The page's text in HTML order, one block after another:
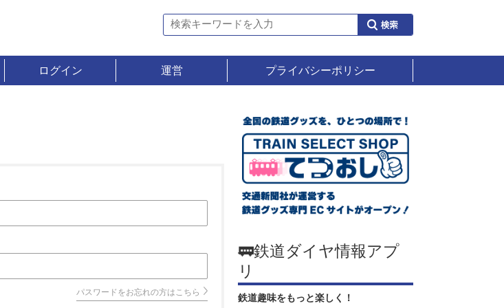
ログイン 運営 プライバシーポリシー
パスワードをお忘れの方はこちら
🚃鉄道ダイヤ情報アプ
リ
鉄道趣味をもっと楽しく！